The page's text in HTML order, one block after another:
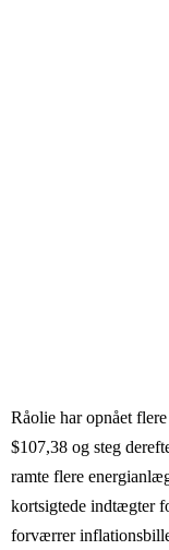
Råolie har opnået
$107,38 og steg
ramte flere
kortsigtede indtægter
forværrer